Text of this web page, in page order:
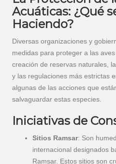
Acuáticas: ¿Qué
Haciendo?
Diversas organizaciones y
medidas para proteger a las
creación de reservas naturales,
y las regulaciones más estrictas
algunas de las acciones que
salvaguardar estas especies.
Iniciativas de
Sitios Ramsar: Son
internacional designados
Ramsar. Estos sitios son